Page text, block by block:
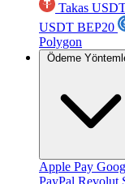
Takas
USDT BEP20
Polygon
Ödeme
Apple Pay
PayPal Revolut